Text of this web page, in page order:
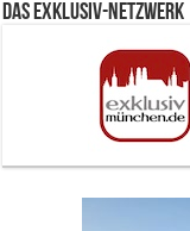
Das Exklusiv-Netzwerk